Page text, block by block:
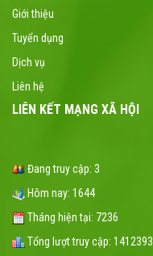
Giới thiệu
Tuyển dụng
Dịch vụ
Liên hệ
LIÊN KẾT MẠNG XÃ HỘI
Đang truy cập: 3
Hôm nay: 1644
Tháng hiện tại: 7236
Tổng lượt truy cập: 1412393